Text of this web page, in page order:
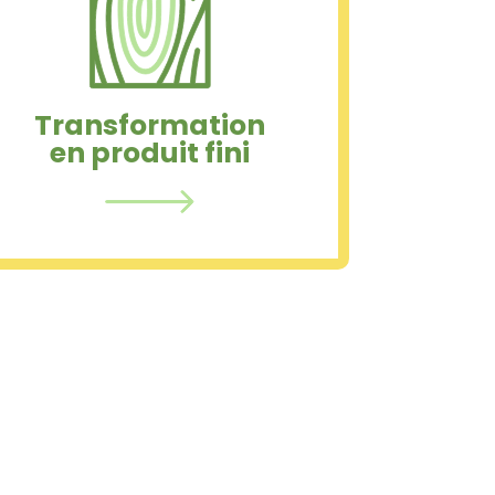
Transformation
en produit fini
séchées à la vapeur sont ensuite
passées dans nos raboteuses 4